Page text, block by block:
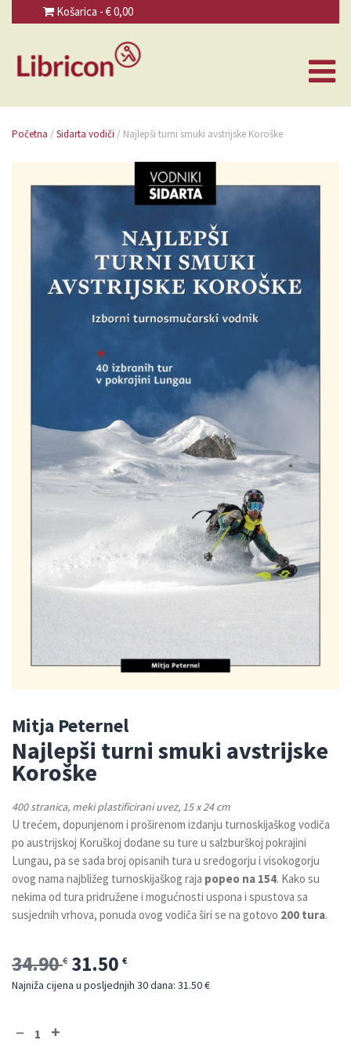
Košarica - €0,00
Početna / Sidarta vodiči / Najlepši turni smuki avstrijske Koroške
Mitja Peternel
Najlepši turni smuki avstrijske
Koroške
400 stranica, meki plastificirani uvez, 15 x 24 cm
U trećem, dopunjenom i proširenom izdanju turnoskijaškog vodiča
po austrijskoj Koruškoj dodane su ture u salzburškoj pokrajini
Lungau, pa se sada broj opisanih tura u sredogorju i visokogorju
ovog nama najbližeg turnoskijaškog raja popeo na 154. Kako su
nekima od tura pridružene i mogućnosti uspona i spustova sa
susjednih vrhova, ponuda ovog vodiča širi se na gotovo 200 tura.
34.90€ 31.50 €
Najniža cijena u posljednjih 30 dana: 31.50 €